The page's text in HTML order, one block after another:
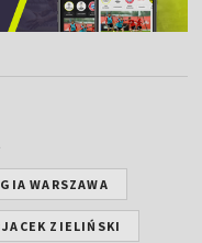
WARSZAWA
ZIELIŃSKI